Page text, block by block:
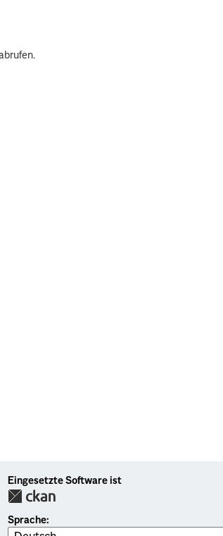
Eingesetzte Software ist
Sprache